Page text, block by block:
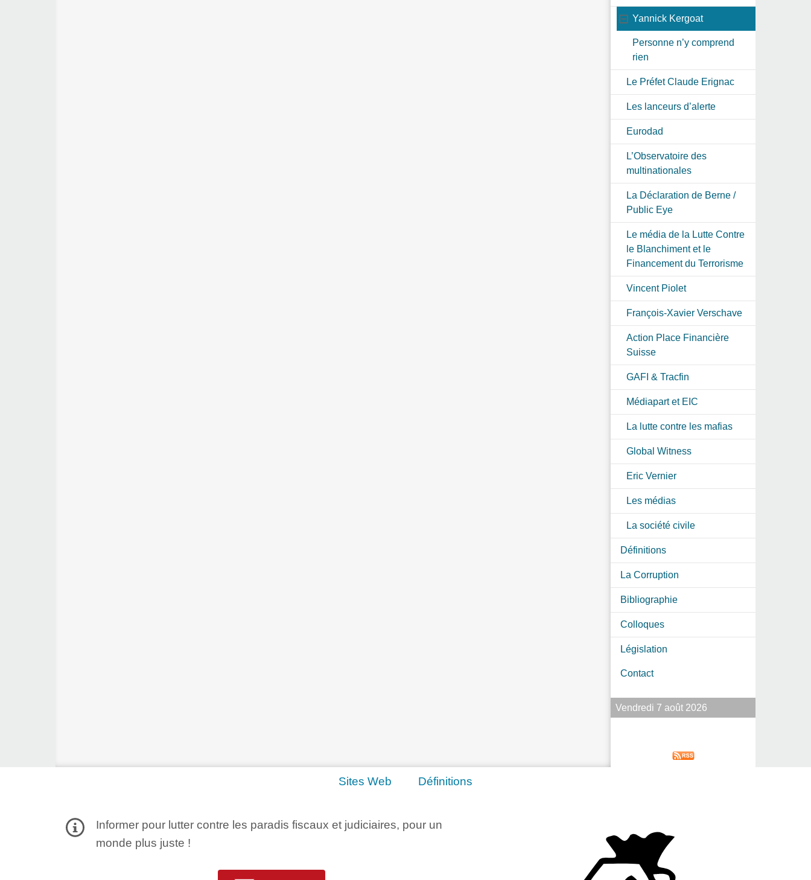
Yannick Kergoat
Personne n’y comprend
rien
Le Préfet Claude Erignac
Les lanceurs d’alerte
Eurodad
L’Observatoire des
multinationales
La Déclaration de Berne /
Public Eye
Le média de la Lutte Contre
le Blanchiment et le
Financement du Terrorisme
Vincent Piolet
François-Xavier Verschave
Action Place Financière
Suisse
GAFI & Tracfin
Médiapart et EIC
La lutte contre les mafias
Global Witness
Eric Vernier
Les médias
La société civile
Définitions
La Corruption
Bibliographie
Colloques
Législation
Contact
Vendredi 7 août 2026
Sites Web Définitions
Informer pour lutter contre les paradis fiscaux et judiciaires, pour un
monde plus juste !